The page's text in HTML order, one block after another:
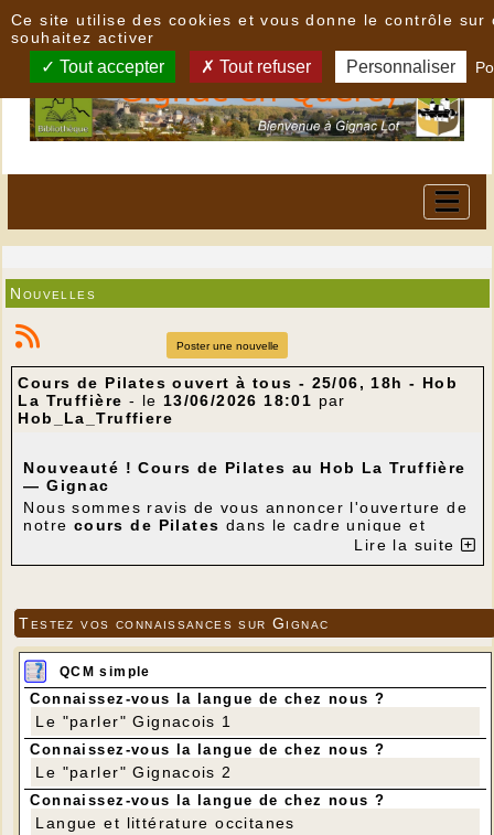
Nouvelles
Poster une nouvelle
Cours de Pilates ouvert à tous - 25/06, 18h - Hob
La Truffière - le 13/06/2026 18:01 par
Hob_La_Truffiere
Nouveauté ! Cours de Pilates au Hob La Truffière
— Gignac
Nous sommes ravis de vous annoncer l'ouverture de
notre cours de Pilates dans le cadre unique et
Hob La Truffière à Gignac le jeudi
25/6 à partir de 18h
Pilates dans une atmosphère bienveillante et
conviviale. Que vous soyez débutant ou déjà initié,
chaque séance est pensée pour renforcer votre
corps en douceur, améliorer votre posture et vous
ressourcer en pleine nature.
Et parce qu'un bon moment mérite une belle suite,
un verre vous sera offert à l'issue du cours
prolonger la détente entre participants.
Envie de faire durer le plaisir ? Le restaurant du
Hob La Truffière vous accueille ensuite avec une
remise de 10 %sur votre repas, pour savourer une
cuisine généreuse dans un cadre d'exception.
Lire la suite
Testez vos connaissances sur Gignac
QCM simple
Connaissez-vous la langue de chez nous ?
Le "parler" Gignacois 1
Connaissez-vous la langue de chez nous ?
Le "parler" Gignacois 2
Connaissez-vous la langue de chez nous ?
Langue et littérature occitanes
Ce site utilise des cookies et vous donne le contrôle sur
souhaitez activer
Tout accepter Tout refuser Personnaliser